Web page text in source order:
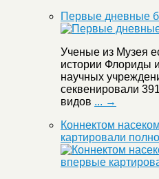
Первые дневные
Ученые из Музея
истории Флориды
научных
секвенировали
видов ... →
Коннектом
картировали